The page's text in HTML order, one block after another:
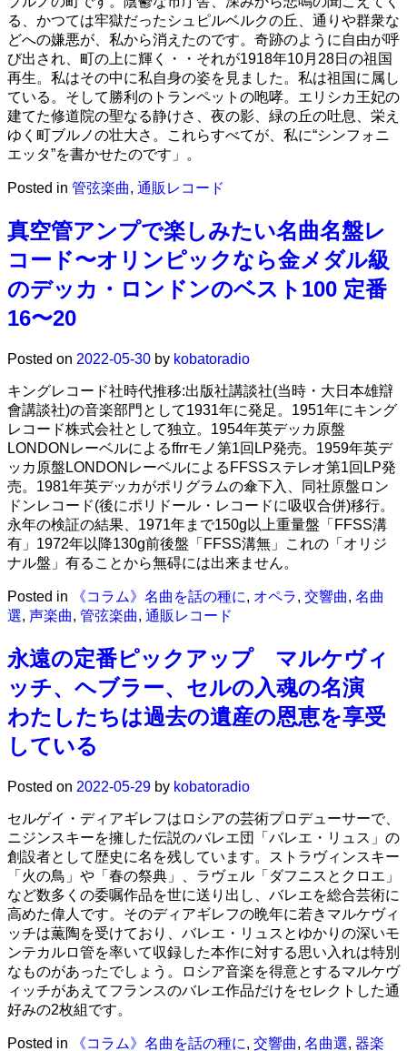
る、かつては牢獄だったシュピルベルクの丘、通りや群衆な
どへの嫌悪が、私から消えたのです。奇跡のように自由が呼
び出され、町の上に輝く・・それが1918年10月28日の祖国
再生。私はその中に私自身の姿を見ました。私は祖国に属し
ている。そして勝利のトランペットの咆哮。エリシカ王妃の
建てた修道院の聖なる静けさ、夜の影、緑の丘の吐息、栄え
ゆく町ブルノの壮大さ。これらすべてが、私に“シンフォニ
エッタ”を書かせたのです」。
Posted in 管弦楽曲, 通販レコード
真空管アンプで楽しみたい名曲名盤レ
コード〜オリンピックなら金メダル級
のデッカ・ロンドンのベスト100 定番
16〜20
Posted on 2022-05-30 by kobatoradio
キングレコード社時代推移:出版社講談社(当時・大日本雄辯
會講談社)の音楽部門として1931年に発足。1951年にキング
レコード株式会社として独立。1954年英デッカ原盤
LONDONレーベルによるffrrモノ第1回LP発売。1959年英デ
ッカ原盤LONDONレーベルによるFFSSステレオ第1回LP発
売。1981年英デッカがポリグラムの傘下入、同社原盤ロン
ドンレコード(後にポリドール・レコードに吸収合併)移行。
永年の検証の結果、1971年まで150g以上重量盤「FFSS溝
有」1972年以降130g前後盤「FFSS溝無」これの「オリジ
ナル盤」有ることから無碍には出来ません。
Posted in 《コラム》名曲を話の種に, オペラ, 交響曲, 名曲
選, 声楽曲, 管弦楽曲, 通販レコード
永遠の定番ピックアップ マルケヴィ
ッチ、ヘブラー、セルの入魂の名演
わたしたちは過去の遺産の恩恵を享受
している
Posted on 2022-05-29 by kobatoradio
セルゲイ・ディアギレフはロシアの芸術プロデューサーで、
ニジンスキーを擁した伝説のバレエ団「バレエ・リュス」の
創設者として歴史に名を残しています。ストラヴィンスキー
「火の鳥」や「春の祭典」、ラヴェル「ダフニスとクロエ」
など数多くの委嘱作品を世に送り出し、バレエを総合芸術に
高めた偉人です。そのディアギレフの晩年に若きマルケヴィ
ッチは薫陶を受けており、バレエ・リュスとゆかりの深いモ
ンテカルロ管を率いて収録した本作に対する思い入れは特別
なものがあったでしょう。ロシア音楽を得意とするマルケヴ
ィッチがあえてフランスのバレエ作品だけをセレクトした通
好みの2枚組です。
Posted in 《コラム》名曲を話の種に, 交響曲, 名曲選, 器楽